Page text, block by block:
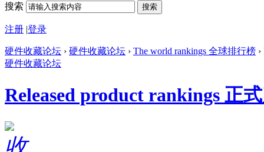
搜索 搜索
注册 |登录
硬件收藏论坛 › 硬件收藏论坛 › The world rankings 全球排行榜
硬件收藏论坛
Released product rankings 正